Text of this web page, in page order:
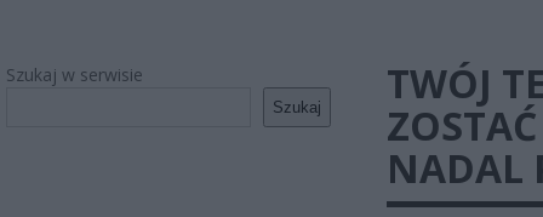
Szukaj w serwisie
Szukaj
TWÓJ
NADAL